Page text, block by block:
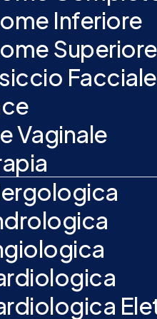
Inferiore
Superiore
Facciale
Vaginale